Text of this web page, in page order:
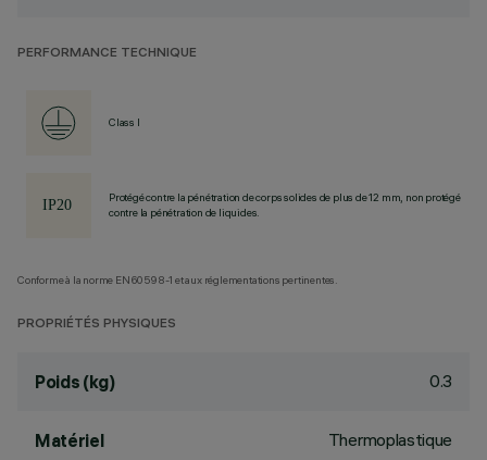
PERFORMANCE TECHNIQUE
Class I
Protégé contre la pénétration de corps solides de plus de 12 mm, non protégé
contre la pénétration de liquides.
Conforme à la norme EN60598-1 et aux réglementations pertinentes.
PROPRIÉTÉS PHYSIQUES
Poids (kg) 0.3
Matériel Thermoplastique